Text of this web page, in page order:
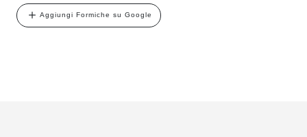
Aggiungi Formiche su Google